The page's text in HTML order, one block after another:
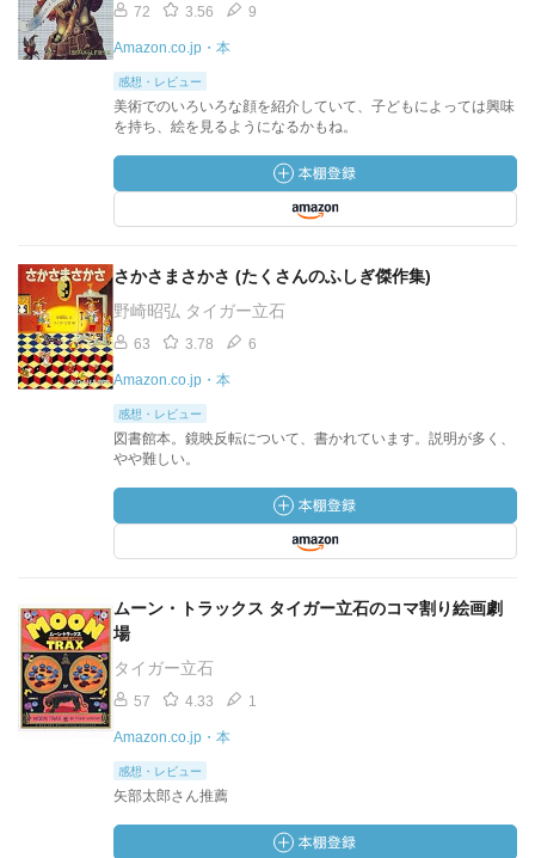
72 3.56 9
Amazon.co.jp・本
感想・レビュー
美術でのいろいろな顔を紹介していて、子どもによっては興味
を持ち、絵を見るようになるかもね。
さかさまさかさ (たくさんのふしぎ傑作集)
野崎昭弘 タイガー立石
63 3.78 6
Amazon.co.jp・本
感想・レビュー
図書館本。鏡映反転について、書かれています。説明が多く、
やや難しい。
ムーン・トラックス タイガー立石のコマ割り絵画劇
場
タイガー立石
57 4.33 1
Amazon.co.jp・本
感想・レビュー
矢部太郎さん推薦